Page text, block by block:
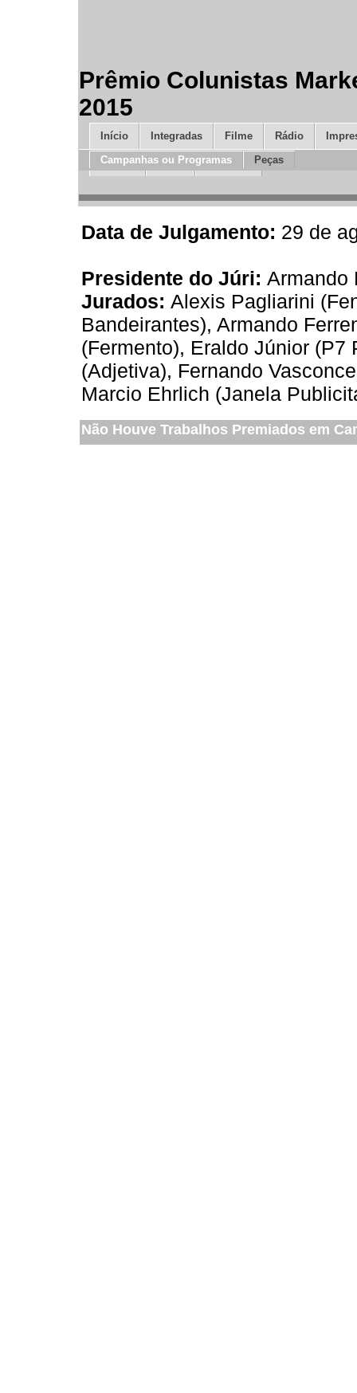
Prêmio Colunistas
2015
Início Integradas Filme Rádio
Campanhas ou Programas
Peças
Design Mídia Inovação
Data de Julgamento: 29 de
Presidente do Júri: Armando
Jurados: Alexis Pagliarini
Bandeirantes), Armando
(Fermento), Eraldo Júnior (P7
(Adjetiva), Fernando
Marcio Ehrlich (Janela
Não Houve Trabalhos Premiados em